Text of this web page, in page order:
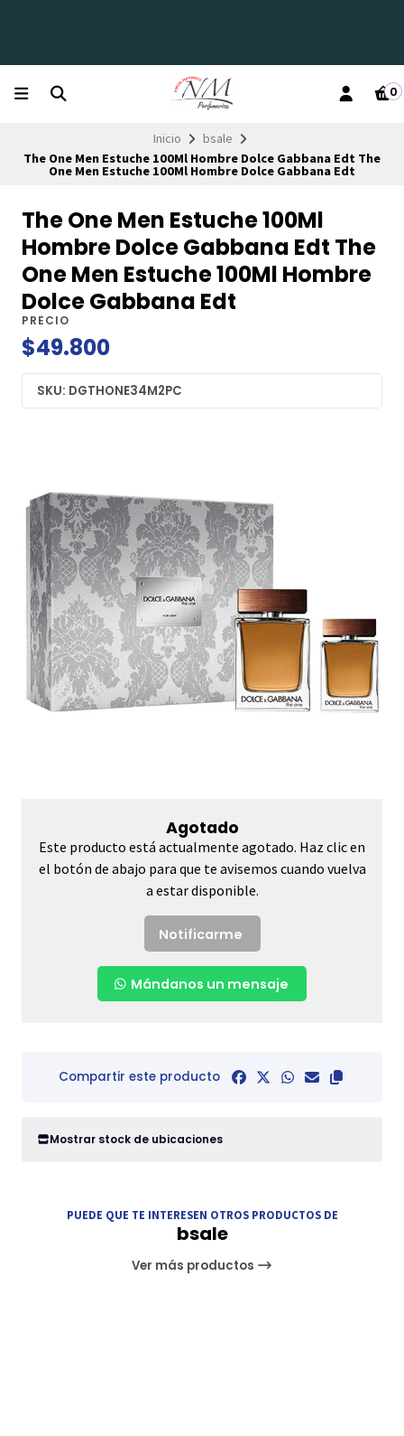
0
Inicio
bsale
The One Men Estuche 100Ml Hombre Dolce Gabbana Edt The
One Men Estuche 100Ml Hombre Dolce Gabbana Edt
The One Men Estuche 100Ml
Hombre Dolce Gabbana Edt The
One Men Estuche 100Ml Hombre
Dolce Gabbana Edt
PRECIO
$49.800
SKU: DGTHONE34M2PC
Agotado
Este producto está actualmente agotado. Haz clic en
el botón de abajo para que te avisemos cuando vuelva
a estar disponible.
Notificarme
Mándanos un mensaje
Compartir este producto
Mostrar stock de ubicaciones
PUEDE QUE TE INTERESEN OTROS PRODUCTOS DE
bsale
Ver más productos